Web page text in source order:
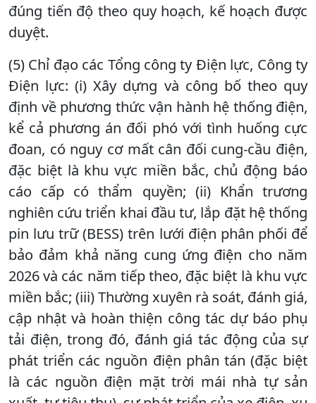
đúng tiến độ theo quy hoạch, kế hoạch được
duyệt.
(5) Chỉ đạo các Tổng công ty Điện lực, Công ty
Điện lực: (i) Xây dựng và công bố theo quy
định về phương thức vận hành hệ thống điện,
kể cả phương án đối phó với tình huống cực
đoan, có nguy cơ mất cân đối cung-cầu điện,
đặc biệt là khu vực miền bắc, chủ động báo
cáo cấp có thẩm quyền; (ii) Khẩn trương
nghiên cứu triển khai đầu tư, lắp đặt hệ thống
pin lưu trữ (BESS) trên lưới điện phân phối để
bảo đảm khả năng cung ứng điện cho năm
2026 và các năm tiếp theo, đặc biệt là khu vực
miền bắc; (iii) Thường xuyên rà soát, đánh giá,
cập nhật và hoàn thiện công tác dự báo phụ
tải điện, trong đó, đánh giá tác động của sự
phát triển các nguồn điện phân tán (đặc biệt
là các nguồn điện mặt trời mái nhà tự sản